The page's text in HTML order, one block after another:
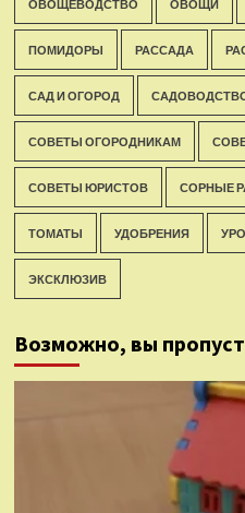
ОВОЩЕВОДСТВО ОВОЩИ
ПОМИДОРЫ РАССАДА
САД И ОГОРОД
СОВЕТЫ ОГОРОДНИКАМ
СОВЕТЫ ЮРИСТОВ СОРНЫЕ
ТОМАТЫ УДОБРЕНИЯ
ЭКСКЛЮЗИВ
Возможно, вы